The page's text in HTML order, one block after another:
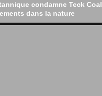
condamne Teck Coal
dans la nature